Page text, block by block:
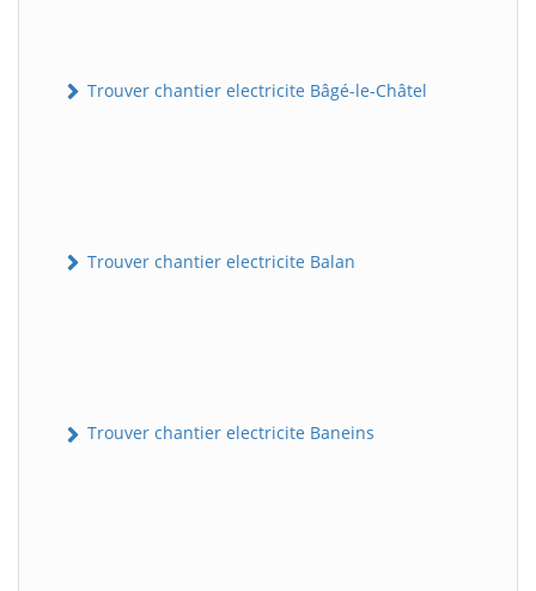
Trouver chantier electricite Bâgé-le-Châtel
Trouver chantier electricite Balan
Trouver chantier electricite Baneins